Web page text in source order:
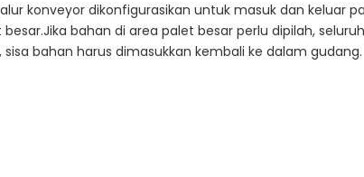
konveyor dikonfigurasikan untuk masuk dan keluar
bahan di area palet besar perlu dipilah,
bahan harus dimasukkan kembali ke dalam gudang.